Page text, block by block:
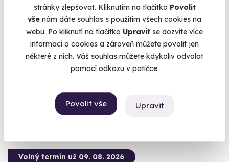
stránky zlepšovat. Kliknutím na tlačítko Povolit
vše nám dáte souhlas s použitím všech cookies na
webu. Po kliknutí na tlačítko Upravit se dozvíte více
informací o cookies a zároveň můžete povolit jen
některé z nich. Váš souhlas můžete kdykoliv odvolat
pomocí odkazu v patičce.
Povolit vše Upravit
8.9
Penzion s hostincem z 18. století
Penzion s nádechem provensálské atmosféry v Podkrkonoší
Horní Brusnice (Trutnov)
4 460 Kč
Volný termín už 09. 08. 2026